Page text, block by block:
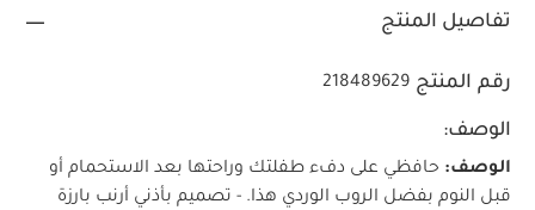
تفاصيل المنتج
رقم المنتج 218489629
الوصف:
الوصف: حافظي على دفء طفلتك وراحتها بعد الاستحمام أو
قبل النوم بفضل الروب الوردي هذا. - تصميم بأذني أرنب بارزة